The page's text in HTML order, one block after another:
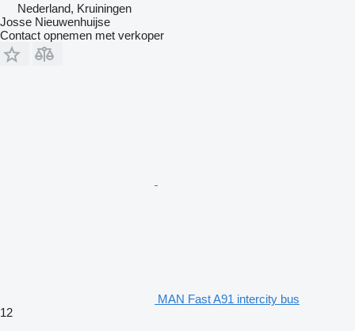
Nederland, Kruiningen
Josse Nieuwenhuijse
Contact opnemen met verkoper
MAN Fast A91 intercity bus
12